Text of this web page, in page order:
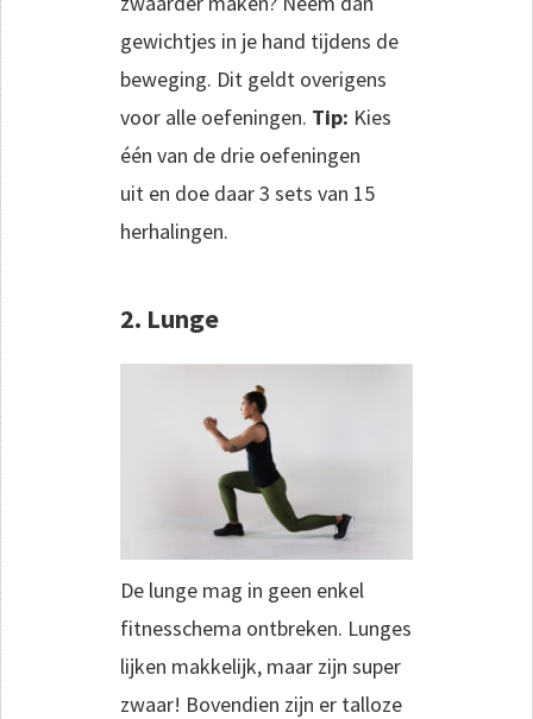
gewichtjes in je hand tijdens de
beweging. Dit geldt overigens
voor alle oefeningen. Tip: Kies
één van de drie oefeningen
uit en doe daar 3 sets van 15
herhalingen.
2. Lunge
De lunge mag in geen enkel
fitnesschema ontbreken. Lunges
lijken makkelijk, maar zijn super
zwaar! Bovendien zijn er talloze